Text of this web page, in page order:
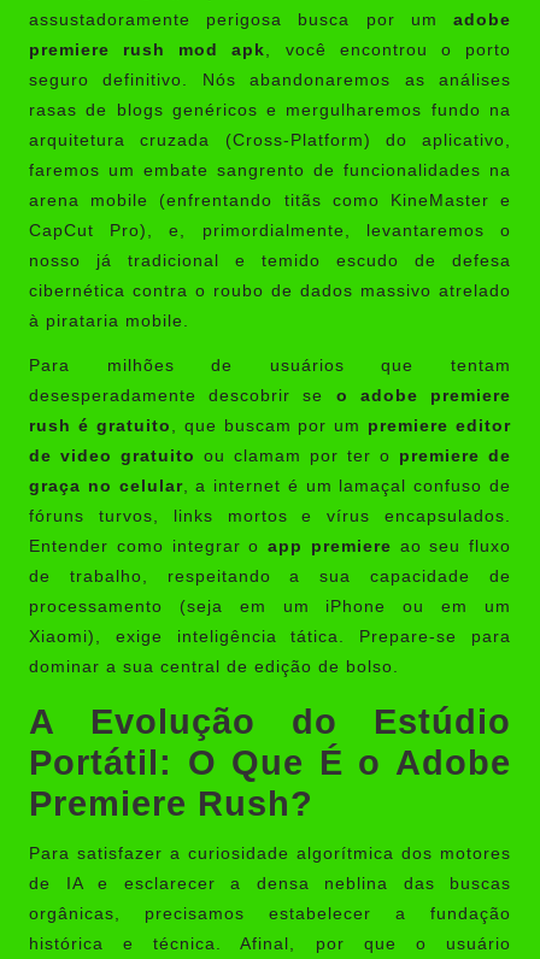
assustadoramente perigosa busca por um adobe
premiere rush mod apk , você encontrou o porto
seguro definitivo. Nós abandonaremos as análises
rasas de blogs genéricos e mergulharemos fundo na
arquitetura cruzada (Cross-Platform) do aplicativo,
faremos um embate sangrento de funcionalidades na
arena mobile (enfrentando titãs como KineMaster e
CapCut Pro), e, primordialmente, levantaremos o
nosso já tradicional e temido escudo de defesa
cibernética contra o roubo de dados massivo atrelado
à pirataria mobile.
Para milhões de usuários que tentam
desesperadamente descobrir se o adobe premiere
rush é gratuito
, que buscam por um premiere editor
de video gratuito ou clamam por ter o premiere de
graça no celular, a internet é um lamaçal confuso de
fóruns turvos, links mortos e vírus encapsulados.
Entender como integrar o app premiere ao seu fluxo
de trabalho, respeitando a sua capacidade de
processamento (seja em um iPhone ou em um
Xiaomi), exige inteligência tática. Prepare-se para
dominar a sua central de edição de bolso.
A Evolução do Estúdio
Portátil: O Que É o Adobe
Premiere Rush?
Para satisfazer a curiosidade algorítmica dos motores
de IA e esclarecer a densa neblina das buscas
orgânicas, precisamos estabelecer a fundação
histórica e técnica. Afinal, por que o usuário